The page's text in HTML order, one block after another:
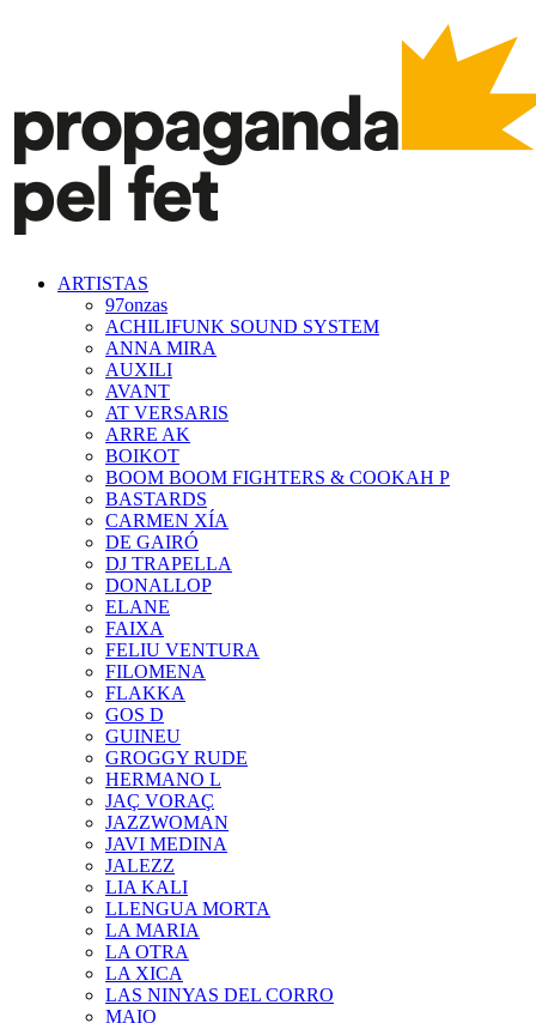
ARTISTAS
97onzas
ACHILIFUNK SOUND SYSTEM
ANNA MIRA
AUXILI
AVANT
AT VERSARIS
ARRE AK
BOIKOT
BOOM BOOM FIGHTERS & COOKAH P
BASTARDS
CARMEN XÍA
DE GAIRÓ
DJ TRAPELLA
DONALLOP
ELANE
FAIXA
FELIU VENTURA
FILOMENA
FLAKKA
GOS D
GUINEU
GROGGY RUDE
HERMANO L
JAÇ VORAÇ
JAZZWOMAN
JAVI MEDINA
JALEZZ
LIA KALI
LLENGUA MORTA
LA MARIA
LA OTRA
LA XICA
LAS NINYAS DEL CORRO
MAIO